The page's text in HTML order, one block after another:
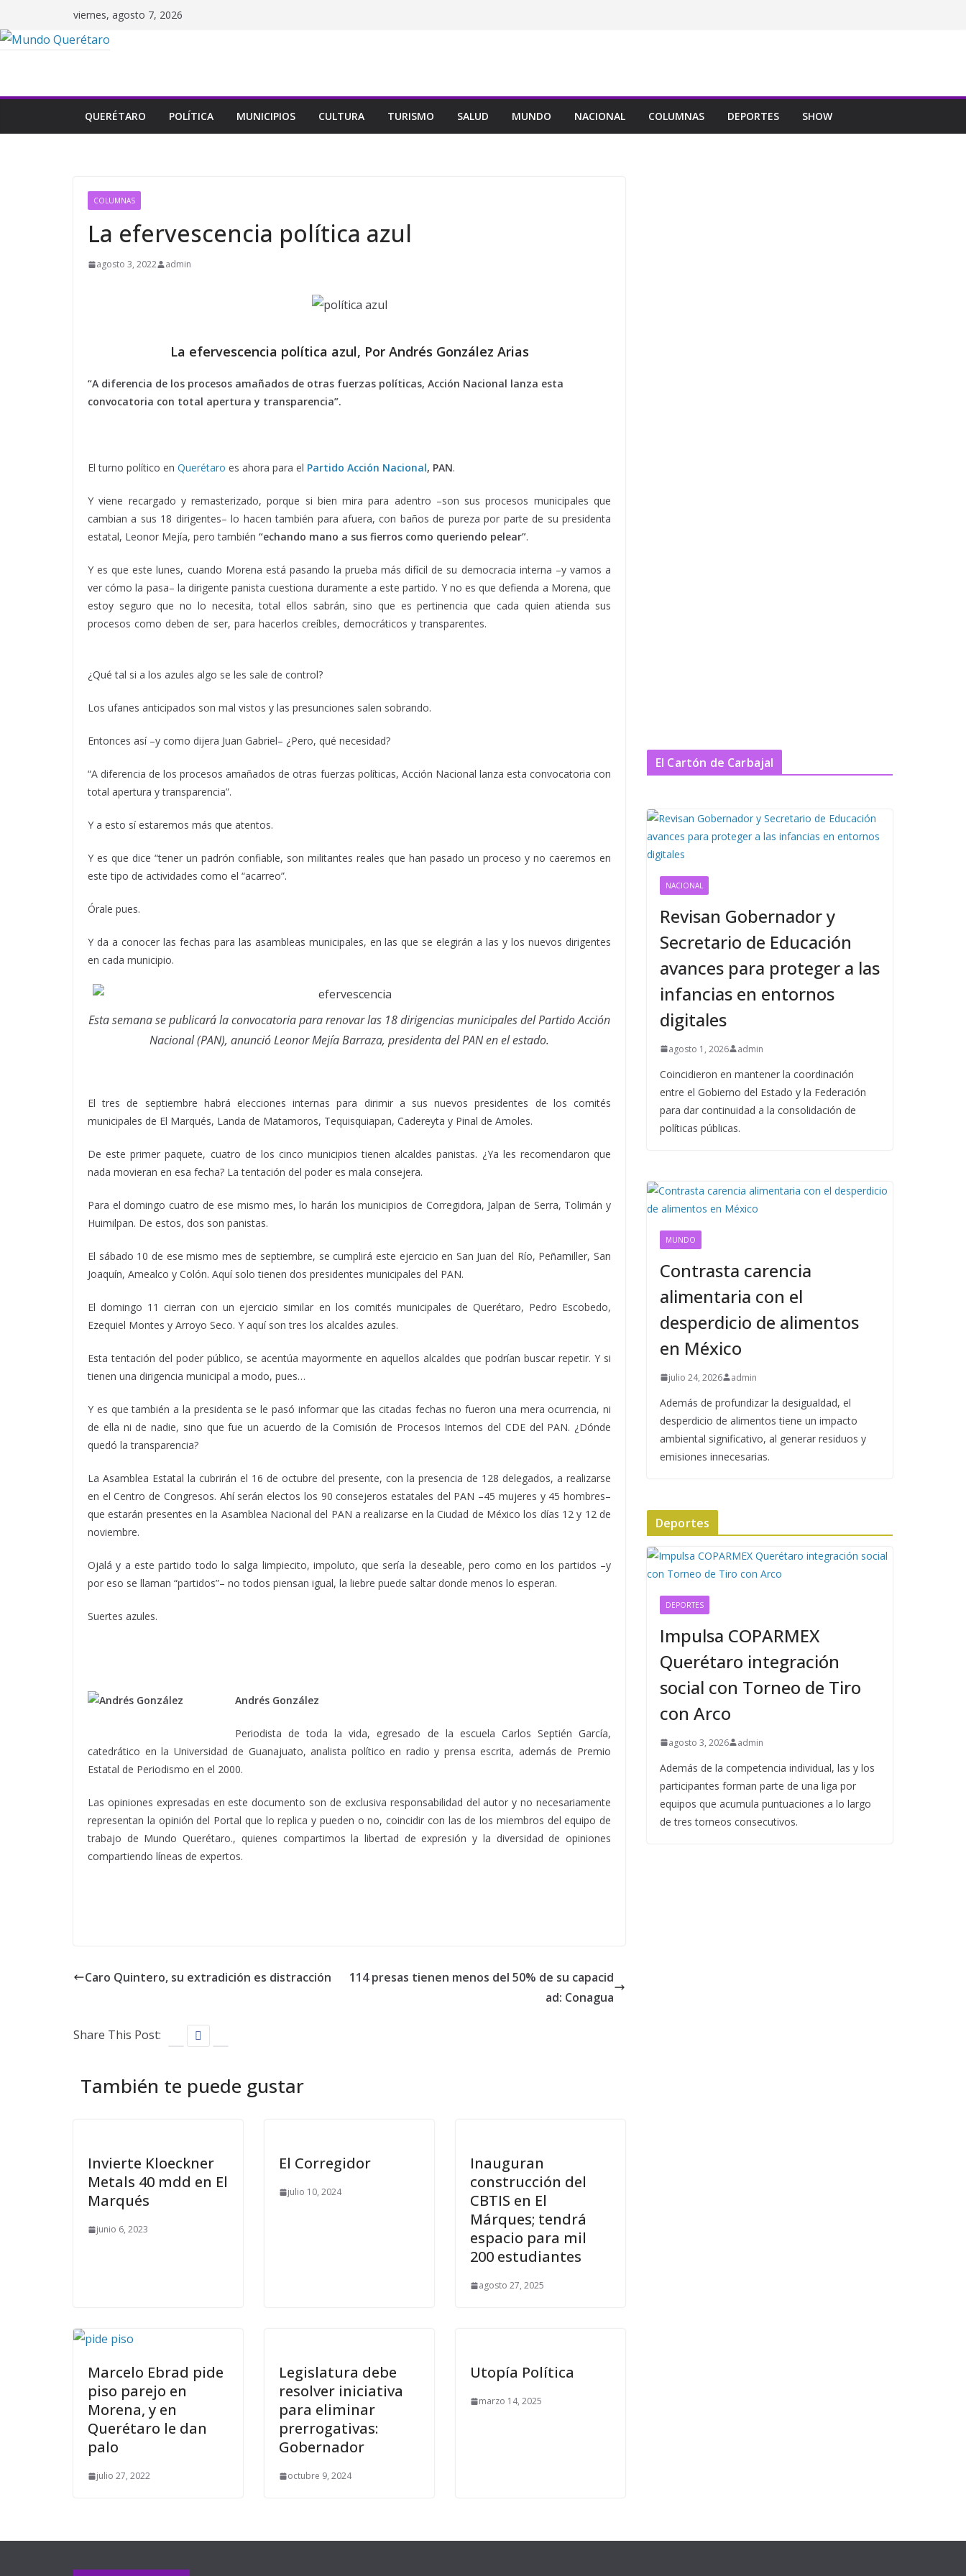
al
contenido
viernes, agosto 7, 2026
QUERÉTARO POLÍTICA MUNICIPIOS CULTURA TURISMO SALUD MUNDO NACIONAL COLUMNAS DEPORTES SHOW
COLUMNAS
La efervescencia política azul
agosto 3, 2022 admin
La efervescencia política azul, Por Andrés González Arias
“A diferencia de los procesos amañados de otras fuerzas políticas, Acción Nacional lanza esta
convocatoria con total apertura y transparencia”.
El turno político en Querétaro es ahora para el Partido Acción Nacional, PAN.
Y viene recargado y remasterizado, porque si bien mira para adentro –son sus procesos municipales que
cambian a sus 18 dirigentes– lo hacen también para afuera, con baños de pureza por parte de su presidenta
estatal, Leonor Mejía, pero también “echando mano a sus fierros como queriendo pelear”.
Y es que este lunes, cuando Morena está pasando la prueba más difícil de su democracia interna –y vamos a
ver cómo la pasa– la dirigente panista cuestiona duramente a este partido. Y no es que defienda a Morena, que
estoy seguro que no lo necesita, total ellos sabrán, sino que es pertinencia que cada quien atienda sus
procesos como deben de ser, para hacerlos creíbles, democráticos y transparentes.
¿Qué tal si a los azules algo se les sale de control?
Los ufanes anticipados son mal vistos y las presunciones salen sobrando.
Entonces así –y como dijera Juan Gabriel– ¿Pero, qué necesidad?
“A diferencia de los procesos amañados de otras fuerzas políticas, Acción Nacional lanza esta convocatoria con
total apertura y transparencia”.
Y a esto sí estaremos más que atentos.
Y es que dice “tener un padrón confiable, son militantes reales que han pasado un proceso y no caeremos en
este tipo de actividades como el “acarreo”.
Órale pues.
Y da a conocer las fechas para las asambleas municipales, en las que se elegirán a las y los nuevos dirigentes
en cada municipio.
Esta semana se publicará la convocatoria para renovar las 18 dirigencias municipales del Partido Acción
Nacional (PAN), anunció Leonor Mejía Barraza, presidenta del PAN en el estado.
El tres de septiembre habrá elecciones internas para dirimir a sus nuevos presidentes de los comités
municipales de El Marqués, Landa de Matamoros, Tequisquiapan, Cadereyta y Pinal de Amoles.
De este primer paquete, cuatro de los cinco municipios tienen alcaldes panistas. ¿Ya les recomendaron que
nada movieran en esa fecha? La tentación del poder es mala consejera.
Para el domingo cuatro de ese mismo mes, lo harán los municipios de Corregidora, Jalpan de Serra, Tolimán y
Huimilpan. De estos, dos son panistas.
El sábado 10 de ese mismo mes de septiembre, se cumplirá este ejercicio en San Juan del Río, Peñamiller, San
Joaquín, Amealco y Colón. Aquí solo tienen dos presidentes municipales del PAN.
El domingo 11 cierran con un ejercicio similar en los comités municipales de Querétaro, Pedro Escobedo,
Ezequiel Montes y Arroyo Seco. Y aquí son tres los alcaldes azules.
Esta tentación del poder público, se acentúa mayormente en aquellos alcaldes que podrían buscar repetir. Y si
tienen una dirigencia municipal a modo, pues…
Y es que también a la presidenta se le pasó informar que las citadas fechas no fueron una mera ocurrencia, ni
de ella ni de nadie, sino que fue un acuerdo de la Comisión de Procesos Internos del CDE del PAN. ¿Dónde
quedó la transparencia?
La Asamblea Estatal la cubrirán el 16 de octubre del presente, con la presencia de 128 delegados, a realizarse
en el Centro de Congresos. Ahí serán electos los 90 consejeros estatales del PAN –45 mujeres y 45 hombres–
que estarán presentes en la Asamblea Nacional del PAN a realizarse en la Ciudad de México los días 12 y 12 de
noviembre.
Ojalá y a este partido todo lo salga limpiecito, impoluto, que sería la deseable, pero como en los partidos –y
por eso se llaman “partidos”– no todos piensan igual, la liebre puede saltar donde menos lo esperan.
Suertes azules.
Andrés González
Periodista de toda la vida, egresado de la escuela Carlos Septién García,
catedrático en la Universidad de Guanajuato, analista político en radio y prensa escrita, además de Premio
Estatal de Periodismo en el 2000.
Las opiniones expresadas en este documento son de exclusiva responsabilidad del autor y no necesariamente
representan la opinión del Portal que lo replica y pueden o no, coincidir con las de los miembros del equipo de
trabajo de Mundo Querétaro., quienes compartimos la libertad de expresión y la diversidad de opiniones
compartiendo líneas de expertos.
Caro Quintero, su extradición es distracción
114 presas tienen menos del 50% de su capacid
ad: Conagua
Share This Post:
También te puede gustar
Invierte Kloeckner
Metals 40 mdd en El
Marqués
junio 6, 2023
El Corregidor
julio 10, 2024
Inauguran
construcción del
CBTIS en El
Márques; tendrá
espacio para mil
200 estudiantes
agosto 27, 2025
Marcelo Ebrad pide
piso parejo en
Morena, y en
Querétaro le dan
palo
julio 27, 2022
Legislatura debe
resolver iniciativa
para eliminar
prerrogativas:
Gobernador
octubre 9, 2024
Utopía Política
marzo 14, 2025
El Cartón de Carbajal
NACIONAL
Revisan Gobernador y
Secretario de Educación
avances para proteger a las
infancias en entornos
digitales
agosto 1, 2026 admin
Coincidieron en mantener la coordinación
entre el Gobierno del Estado y la Federación
para dar continuidad a la consolidación de
políticas públicas.
MUNDO
Contrasta carencia
alimentaria con el
desperdicio de alimentos
en México
julio 24, 2026 admin
Además de profundizar la desigualdad, el
desperdicio de alimentos tiene un impacto
ambiental significativo, al generar residuos y
emisiones innecesarias.
Deportes
DEPORTES
Impulsa COPARMEX
Querétaro integración
social con Torneo de Tiro
con Arco
agosto 3, 2026 admin
Además de la competencia individual, las y los
participantes forman parte de una liga por
equipos que acumula puntuaciones a lo largo
de tres torneos consecutivos.